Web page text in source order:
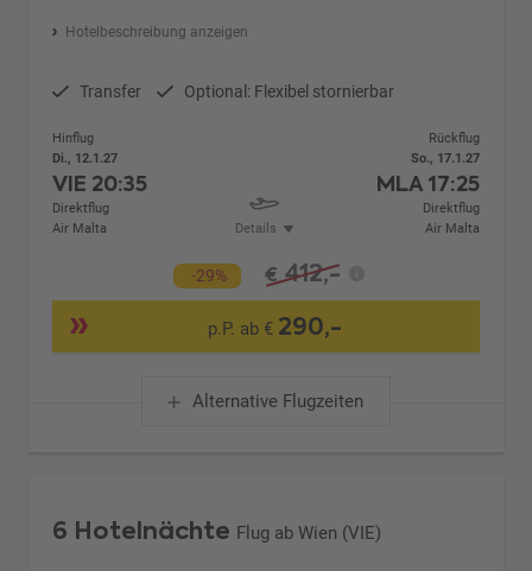
Hotelbeschreibung anzeigen
Transfer Optional: Flexibel stornierbar
Hinflug
Di., 12.1.27
VIE 20:35
Direktflug
Air Malta
Details
Rückflug
So., 17.1.27
MLA 17:25
Direktflug
Air Malta
-29% € 412,-
p.P. ab € 290,-
Alternative Flugzeiten
6 Hotelnächte Flug ab Wien (VIE)